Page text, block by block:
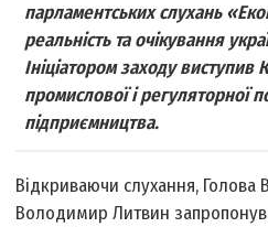
парламентських слухань
реальність та очікування
Ініціатором заходу виступив
промислової і регуляторної
підприємництва.
Відкриваючи слухання, Голова
Володимир Литвин